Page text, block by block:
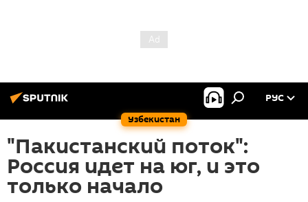
Узбекистан
РУС
"Пакистанский поток":
Россия идет на юг, и это
только начало